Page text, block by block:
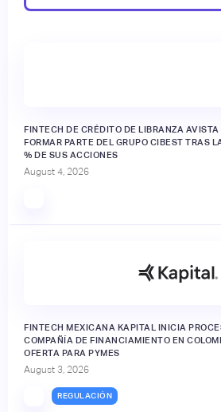
FINTECH DE CRÉDITO DE LIBRANZA AVISTA
FORMAR PARTE DEL GRUPO CIBEST TRAS
% DE SUS ACCIONES
August 4, 2026
FINTECH MEXICANA KAPITAL INICIA
COMPAÑÍA DE FINANCIAMIENTO EN
OFERTA PARA PYMES
August 3, 2026
REGULACIÓN